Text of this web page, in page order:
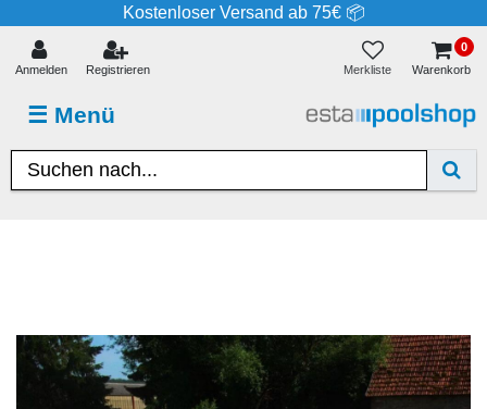
Kostenloser Versand ab 75€ 📦
☰ Menü
Anmelden Registrieren Merkliste
0
Warenkorb